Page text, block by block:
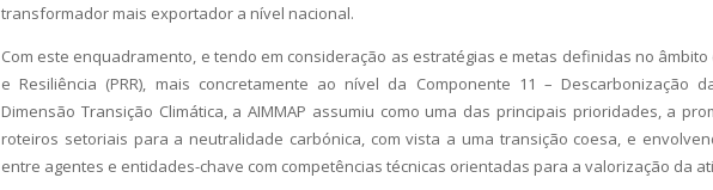
transformador mais exportador a nível nacional.
Com este enquadramento, e tendo em consideração as estratégias e metas definidas no âmbito
e Resiliência (PRR), mais concretamente ao nível da Componente 11 – Descarbonização
Dimensão Transição Climática, a AIMMAP assumiu como uma das principais prioridades, a
roteiros setoriais para a neutralidade carbónica, com vista a uma transição coesa, e
entre agentes e entidades-chave com competências técnicas orientadas para a valorização da